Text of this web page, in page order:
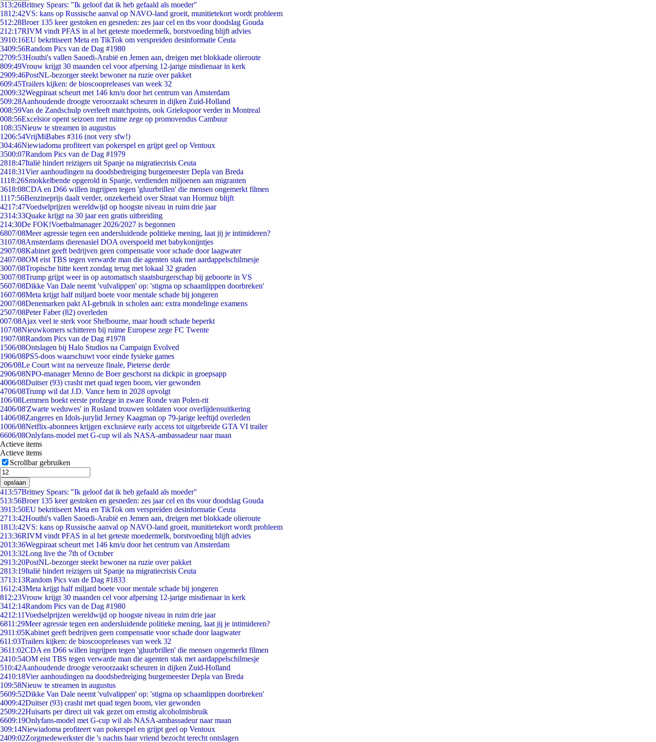
313:26Britney Spears: "Ik geloof dat ik heb gefaald als moeder"
1812:42VS: kans op Russische aanval op NAVO-land groeit, munitietekort wordt probleem
512:28Broer 135 keer gestoken en gesneden: zes jaar cel en tbs voor doodslag Gouda
212:17RIVM vindt PFAS in al het geteste moedermelk, borstvoeding blijft advies
3910:16EU bekritiseert Meta en TikTok om verspreiden desinformatie Ceuta
3409:56Random Pics van de Dag #1980
2709:53Houthi's vallen Saoedi-Arabië en Jemen aan, dreigen met blokkade olieroute
809:49Vrouw krijgt 30 maanden cel voor afpersing 12-jarige misdienaar in kerk
2909:46PostNL-bezorger steekt bewoner na ruzie over pakket
609:45Trailers kijken: de bioscoopreleases van week 32
2009:32Wegpiraat scheurt met 146 km/u door het centrum van Amsterdam
509:28Aanhoudende droogte veroorzaakt scheuren in dijken Zuid-Holland
008:59Van de Zandschulp overleeft matchpoints, ook Griekspoor verder in Montreal
008:56Excelsior opent seizoen met ruime zege op promovendus Cambuur
108:35Nieuw te streamen in augustus
1206:54VrijMiBabes #316 (not very sfw!)
304:46Niewiadoma profiteert van pokerspel en grijpt geel op Ventoux
3500:07Random Pics van de Dag #1979
2818:47Italië hindert reizigers uit Spanje na migratiecrisis Ceuta
2418:31Vier aanhoudingen na doodsbedreiging burgemeester Depla van Breda
1118:26Smokkelbende opgerold in Spanje, verdienden miljoenen aan migranten
3618:08CDA en D66 willen ingrijpen tegen 'gluurbrillen' die mensen ongemerkt filmen
1117:56Benzineprijs daalt verder, onzekerheid over Straat van Hormuz blijft
4217:47Voedselprijzen wereldwijd op hoogste niveau in ruim drie jaar
2314:33Quake krijgt na 30 jaar een gratis uitbreiding
214:30De FOK!Voetbalmanager 2026/2027 is begonnen
6807/08Meer agressie tegen een andersluidende politieke mening, laat jij je intimideren?
3107/08Amsterdams dierenasiel DOA overspoeld met babykonijntjes
2907/08Kabinet geeft bedrijven geen compensatie voor schade door laagwater
2407/08OM eist TBS tegen verwarde man die agenten stak met aardappelschilmesje
3007/08Tropische hitte keert zondag terug met lokaal 32 graden
3007/08Trump grijpt weer in op automatisch staatsburgerschap bij geboorte in VS
5607/08Dikke Van Dale neemt 'vulvalippen' op: 'stigma op schaamlippen doorbreken'
1607/08Meta krijgt half miljard boete voor mentale schade bij jongeren
2007/08Denemarken pakt AI-gebruik in scholen aan: extra mondelinge examens
2507/08Peter Faber (82) overleden
007/08Ajax veel te sterk voor Shelbourne, maar houdt schade beperkt
107/08Nieuwkomers schitteren bij ruime Europese zege FC Twente
1907/08Random Pics van de Dag #1978
1506/08Ontslagen bij Halo Studios na Campaign Evolved
1906/08PS5-doos waarschuwt voor einde fysieke games
206/08Le Court wint na nerveuze finale, Pieterse derde
2906/08NPO-manager Menno de Boer geschorst na dickpic in groepsapp
4006/08Duitser (93) crasht met quad tegen boom, vier gewonden
4706/08Trump wil dat J.D. Vance hem in 2028 opvolgt
106/08Lemmen boekt eerste profzege in zware Ronde van Polen-rit
2406/08'Zwarte weduwes' in Rusland trouwen soldaten voor overlijdensuitkering
1406/08Zangeres en Idols-jurylid Jerney Kaagman op 79-jarige leeftijd overleden
1006/08Netflix-abonnees krijgen exclusieve early access tot uitgebreide GTA VI trailer
6606/08Onlyfans-model met G-cup wil als NASA-ambassadeur naar maan
Actieve items
Actieve items
Scrollbar gebruiken
opslaan
413:57Britney Spears: "Ik geloof dat ik heb gefaald als moeder"
513:56Broer 135 keer gestoken en gesneden: zes jaar cel en tbs voor doodslag Gouda
3913:50EU bekritiseert Meta en TikTok om verspreiden desinformatie Ceuta
2713:42Houthi's vallen Saoedi-Arabië en Jemen aan, dreigen met blokkade olieroute
1813:42VS: kans op Russische aanval op NAVO-land groeit, munitietekort wordt probleem
213:36RIVM vindt PFAS in al het geteste moedermelk, borstvoeding blijft advies
2013:36Wegpiraat scheurt met 146 km/u door het centrum van Amsterdam
2013:32Long live the 7th of October
2913:20PostNL-bezorger steekt bewoner na ruzie over pakket
2813:19Italië hindert reizigers uit Spanje na migratiecrisis Ceuta
3713:13Random Pics van de Dag #1833
1612:43Meta krijgt half miljard boete voor mentale schade bij jongeren
812:23Vrouw krijgt 30 maanden cel voor afpersing 12-jarige misdienaar in kerk
3412:14Random Pics van de Dag #1980
4212:11Voedselprijzen wereldwijd op hoogste niveau in ruim drie jaar
6811:29Meer agressie tegen een andersluidende politieke mening, laat jij je intimideren?
2911:05Kabinet geeft bedrijven geen compensatie voor schade door laagwater
611:03Trailers kijken: de bioscoopreleases van week 32
3611:02CDA en D66 willen ingrijpen tegen 'gluurbrillen' die mensen ongemerkt filmen
2410:54OM eist TBS tegen verwarde man die agenten stak met aardappelschilmesje
510:42Aanhoudende droogte veroorzaakt scheuren in dijken Zuid-Holland
2410:18Vier aanhoudingen na doodsbedreiging burgemeester Depla van Breda
109:58Nieuw te streamen in augustus
5609:52Dikke Van Dale neemt 'vulvalippen' op: 'stigma op schaamlippen doorbreken'
4009:42Duitser (93) crasht met quad tegen boom, vier gewonden
2509:22Huisarts per direct uit vak gezet om ernstig alcoholmisbruik
6609:19Onlyfans-model met G-cup wil als NASA-ambassadeur naar maan
309:14Niewiadoma profiteert van pokerspel en grijpt geel op Ventoux
2409:02Zorgmedewerkster die 's nachts haar vriend bezocht terecht ontslagen